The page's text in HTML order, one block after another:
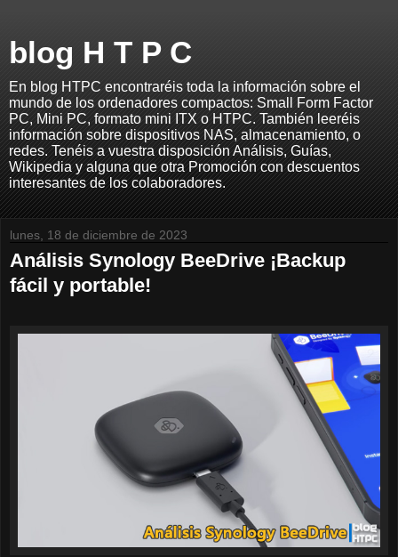
blog H T P C
En blog HTPC encontraréis toda la información sobre el
mundo de los ordenadores compactos: Small Form Factor
PC, Mini PC, formato mini ITX o HTPC. También leeréis
información sobre dispositivos NAS, almacenamiento, o
redes. Tenéis a vuestra disposición Análisis, Guías,
Wikipedia y alguna que otra Promoción con descuentos
interesantes de los colaboradores.
lunes, 18 de diciembre de 2023
Análisis Synology BeeDrive ¡Backup
fácil y portable!